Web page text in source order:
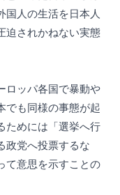
国人の生活を日本人
迫されかねない実態
ロッパ各国で暴動や
でも同様の事態が起
ためには「選挙へ行
政党へ投票するな
て意思を示すことの